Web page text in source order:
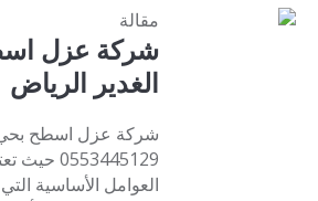
مقالة
شركة عزل
الغدير الرياض
شركة عزل اسطح بحي
العوامل الأساسية